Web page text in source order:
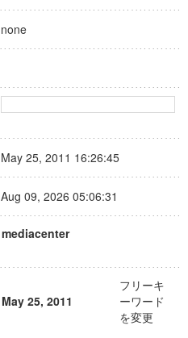
none
May 25, 2011 16:26:45
Aug 09, 2026 05:06:31
mediacenter
May 25, 2011
フリーキ
ーワード
を変更